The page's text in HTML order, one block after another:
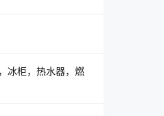
冰柜，热水器，燃